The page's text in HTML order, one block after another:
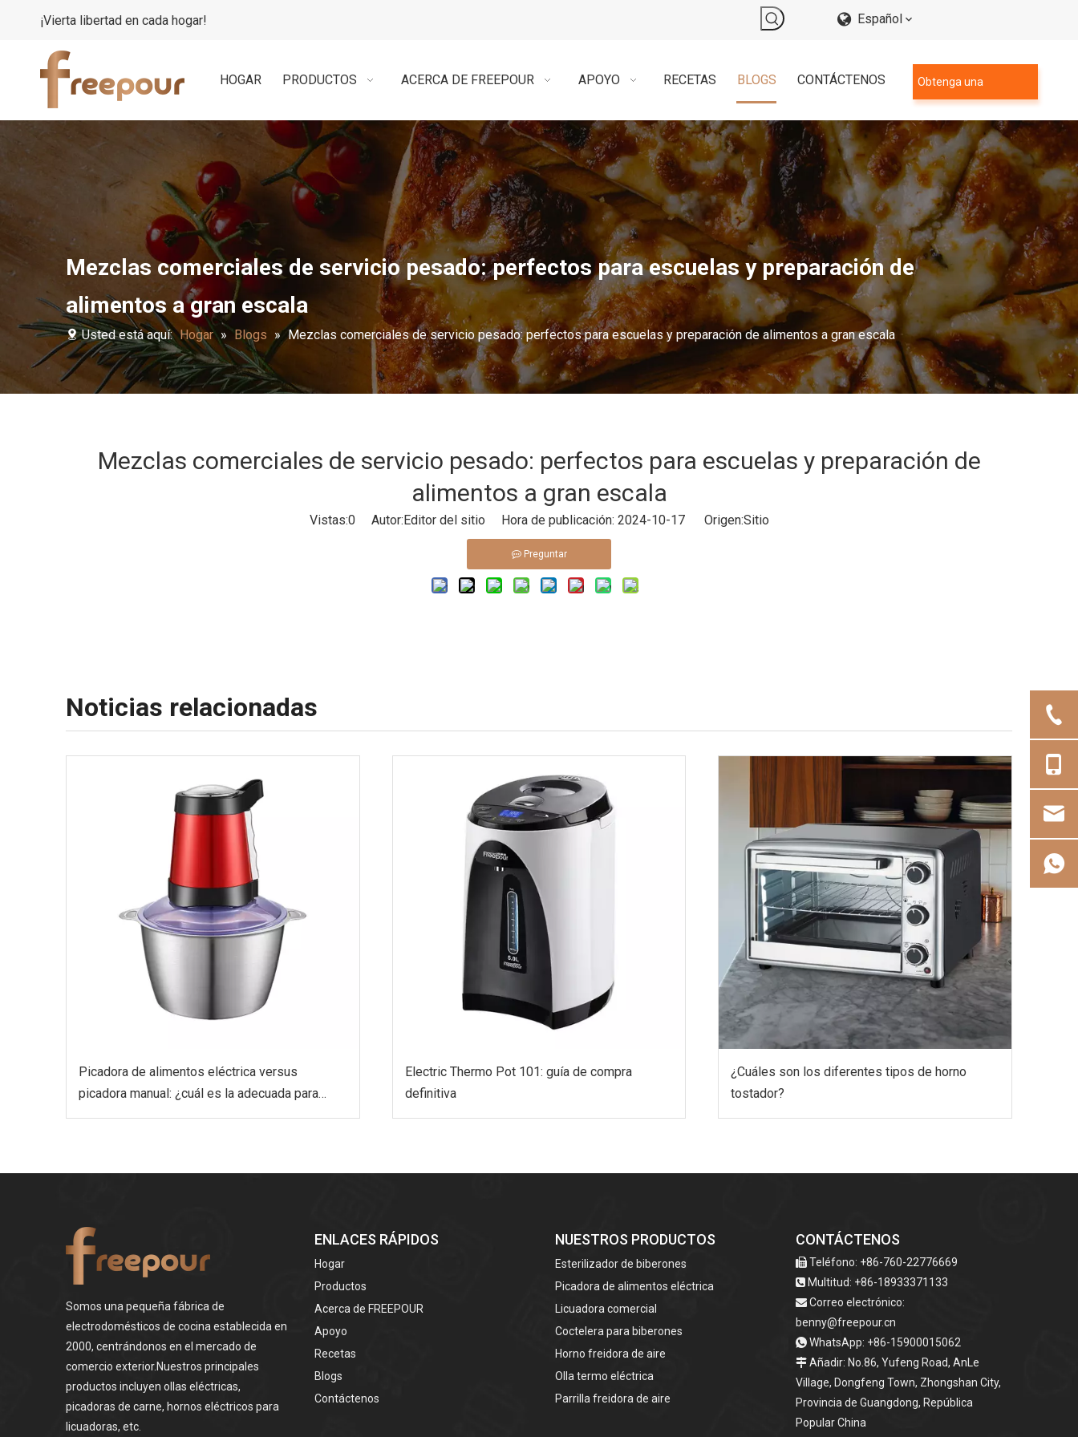
¡Vierta libertad en cada hogar! Español
HOGAR PRODUCTOS ACERCA DE FREEPOUR APOYO RECETAS BLOGS CONTÁCTENOS Obtenga una
Mezclas comerciales de servicio pesado: perfectos para escuelas y preparación de
alimentos a gran escala
Usted está aquí: Hogar » Blogs » Mezclas comerciales de servicio pesado: perfectos para escuelas y preparación de alimentos a gran escala
Mezclas comerciales de servicio pesado: perfectos para escuelas y preparación de
alimentos a gran escala
Vistas:0Autor:Editor del sitio Hora de publicación: 2024-10-17 Origen:Sitio
Preguntar
Noticias relacionadas
Picadora de alimentos eléctrica versus
picadora manual: ¿cuál es la adecuada para
usted?
Electric Thermo Pot 101: guía de compra
definitiva
¿Cuáles son los diferentes tipos de horno
tostador?
Somos una pequeña fábrica de
electrodomésticos de cocina establecida en
2000, centrándonos en el mercado de
comercio exterior.Nuestros principales
productos incluyen ollas eléctricas,
picadoras de carne, hornos eléctricos para
licuadoras, etc.
ENLACES RÁPIDOS
Hogar
Productos
Acerca de FREEPOUR
Apoyo
Recetas
Blogs
Contáctenos
NUESTROS PRODUCTOS
Esterilizador de biberones
Picadora de alimentos eléctrica
Licuadora comercial
Coctelera para biberones
Horno freidora de aire
Olla termo eléctrica
Parrilla freidora de aire
CONTÁCTENOS
 Teléfono: +86-760-22776669
 Multitud: +86-18933371133
 Correo electrónico:
benny@freepour.cn
 WhatsApp: +86-15900015062
 Añadir: No.86, Yufeng Road, AnLe
Village, Dongfeng Town, Zhongshan City,
Provincia de Guangdong, República
Popular China